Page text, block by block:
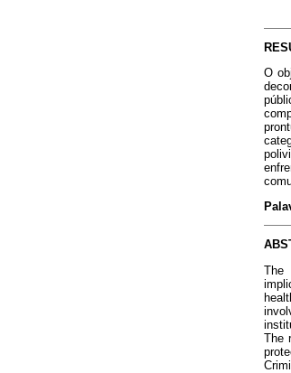
O
The
The